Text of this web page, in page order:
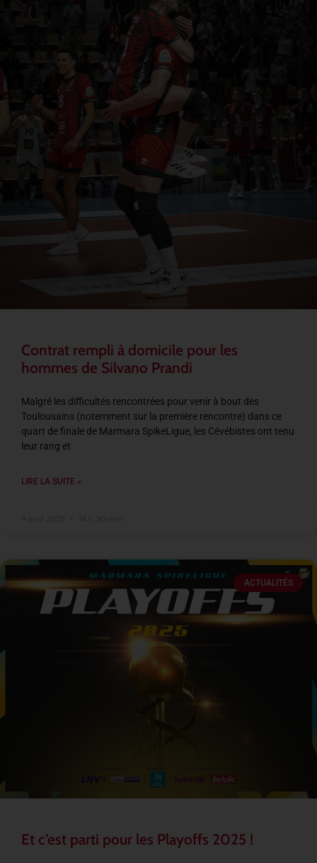
Contrat rempli à domicile pour les
hommes de Silvano Prandi
Malgré les difficultés rencontrées pour venir à bout des
Toulousains (notemment sur la première rencontre) dans ce
quart de finale de Marmara SpikeLigue, les Cévébistes ont tenu
leur rang et
LIRE LA SUITE »
ACTUALITÉS
Et c’est parti pour les Playoffs 2025 !